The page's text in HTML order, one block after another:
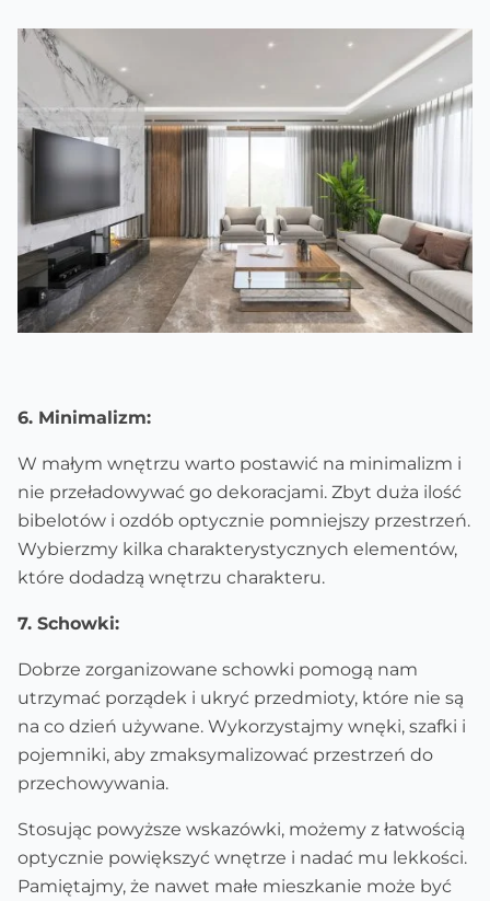
6. Minimalizm:
W małym wnętrzu warto postawić na minimalizm i
nie przeładowywać go dekoracjami. Zbyt duża ilość
bibelotów i ozdób optycznie pomniejszy przestrzeń.
Wybierzmy kilka charakterystycznych elementów,
które dodadzą wnętrzu charakteru.
7. Schowki:
Dobrze zorganizowane schowki pomogą nam
utrzymać porządek i ukryć przedmioty, które nie są
na co dzień używane. Wykorzystajmy wnęki, szafki i
pojemniki, aby zmaksymalizować przestrzeń do
przechowywania.
Stosując powyższe wskazówki, możemy z łatwością
optycznie powiększyć wnętrze i nadać mu lekkości.
Pamiętajmy, że nawet małe mieszkanie może być